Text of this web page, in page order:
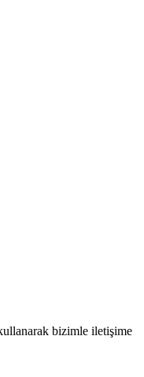
bizimle iletişime